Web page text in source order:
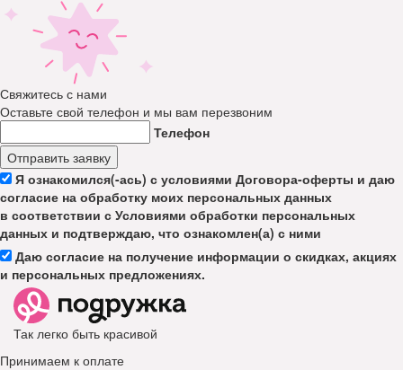
Свяжитесь с нами
Оставьте свой телефон и мы вам перезвоним
Телефон
Отправить заявку
Я ознакомился(-ась) с условиями Договора-оферты и даю
согласие на обработку моих персональных данных
в соответствии с Условиями обработки персональных
данных и подтверждаю, что ознакомлен(а) с ними
Даю согласие на получение информации о скидках, акциях
и персональных предложениях.
Так легко быть красивой
Принимаем к оплате